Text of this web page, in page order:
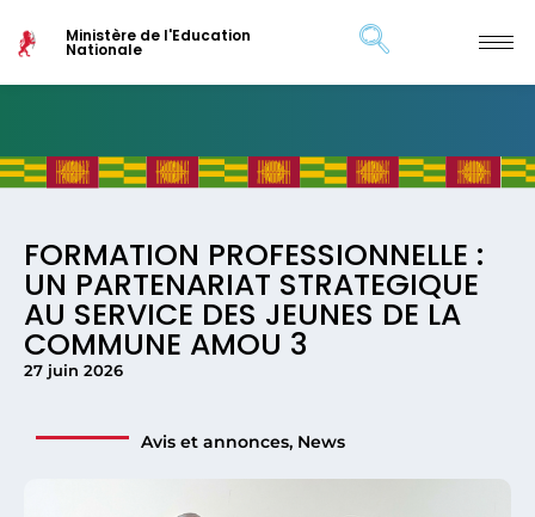
Ministère de l'Education
Nationale
FORMATION PROFESSIONNELLE :
UN PARTENARIAT STRATEGIQUE
AU SERVICE DES JEUNES DE LA
COMMUNE AMOU 3
27 juin 2026
Avis et annonces, News